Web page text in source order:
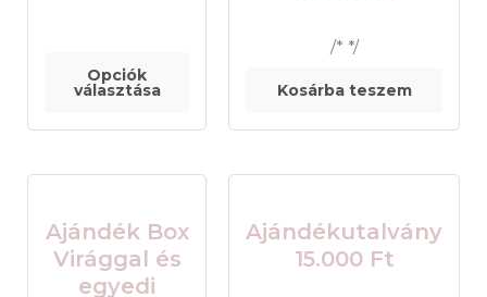
Opciók
választása Kosárba teszem
/* */
Ajándék Box
Virággal és
egyedi
Ajándékutalvány
15.000 Ft